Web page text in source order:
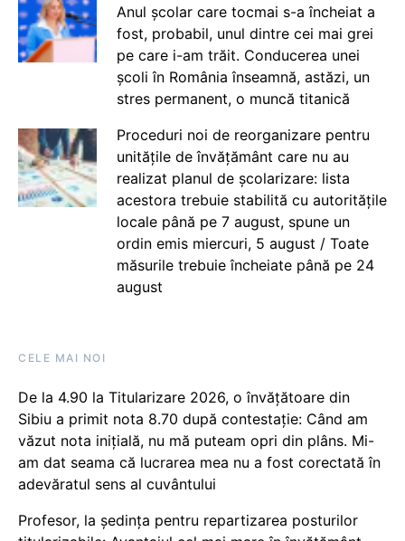
Anul școlar care tocmai s-a încheiat a
fost, probabil, unul dintre cei mai grei
pe care i-am trăit. Conducerea unei
școli în România înseamnă, astăzi, un
stres permanent, o muncă titanică
Proceduri noi de reorganizare pentru
unitățile de învățământ care nu au
realizat planul de școlarizare: lista
acestora trebuie stabilită cu autoritățile
locale până pe 7 august, spune un
ordin emis miercuri, 5 august / Toate
măsurile trebuie încheiate până pe 24
august
CELE MAI NOI
De la 4.90 la Titularizare 2026, o învățătoare din
Sibiu a primit nota 8.70 după contestație: Când am
văzut nota inițială, nu mă puteam opri din plâns. Mi-
am dat seama că lucrarea mea nu a fost corectată în
adevăratul sens al cuvântului
Profesor, la ședința pentru repartizarea posturilor